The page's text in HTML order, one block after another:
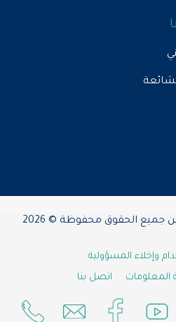
الحقوق محفوظة © 2026
وإخلاء المسؤولية
اتصل بنا